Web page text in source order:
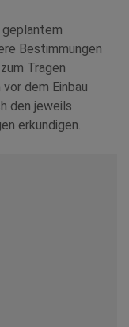
geplantem
Bestimmungen
Tragen
dem Einbau
den jeweils
erkundigen.